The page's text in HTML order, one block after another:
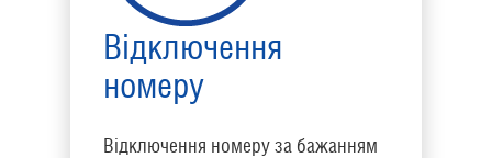
Відключення
номеру
Відключення номеру за бажанням